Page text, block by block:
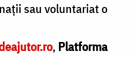
sau voluntariat o
, Platforma